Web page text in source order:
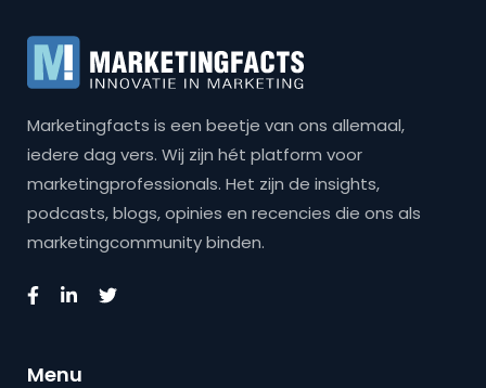
Marketingfacts is een beetje van ons allemaal,
iedere dag vers. Wij zijn hét platform voor
marketingprofessionals. Het zijn de insights,
podcasts, blogs, opinies en recencies die ons als
marketingcommunity binden.
Menu